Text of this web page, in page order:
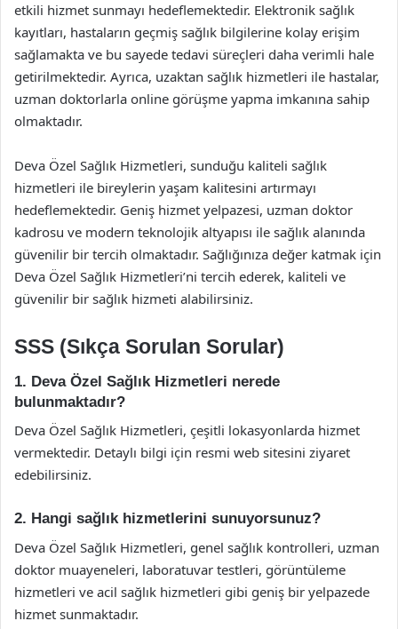
etkili hizmet sunmayı hedeflemektedir. Elektronik sağlık
kayıtları, hastaların geçmiş sağlık bilgilerine kolay erişim
sağlamakta ve bu sayede tedavi süreçleri daha verimli hale
getirilmektedir. Ayrıca, uzaktan sağlık hizmetleri ile hastalar,
uzman doktorlarla online görüşme yapma imkanına sahip
olmaktadır.
Deva Özel Sağlık Hizmetleri, sunduğu kaliteli sağlık
hizmetleri ile bireylerin yaşam kalitesini artırmayı
hedeflemektedir. Geniş hizmet yelpazesi, uzman doktor
kadrosu ve modern teknolojik altyapısı ile sağlık alanında
güvenilir bir tercih olmaktadır. Sağlığınıza değer katmak için
Deva Özel Sağlık Hizmetleri’ni tercih ederek, kaliteli ve
güvenilir bir sağlık hizmeti alabilirsiniz.
SSS (Sıkça Sorulan Sorular)
1. Deva Özel Sağlık Hizmetleri nerede
bulunmaktadır?
Deva Özel Sağlık Hizmetleri, çeşitli lokasyonlarda hizmet
vermektedir. Detaylı bilgi için resmi web sitesini ziyaret
edebilirsiniz.
2. Hangi sağlık hizmetlerini sunuyorsunuz?
Deva Özel Sağlık Hizmetleri, genel sağlık kontrolleri, uzman
doktor muayeneleri, laboratuvar testleri, görüntüleme
hizmetleri ve acil sağlık hizmetleri gibi geniş bir yelpazede
hizmet sunmaktadır.